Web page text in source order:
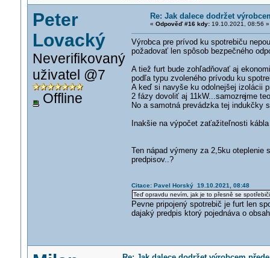
Peter
Lovacký
Neverifikovaný
uživatel @7
Offline
Re: Jak dalece dodržet
« Odpověď #16 kdy:19.10.2021, 08:56 »
Výrobca pre prívod ku spotrebiču
požadovať len spôsob bezpečného
A tiež furt bude zohľadňovať aj
podľa typu zvoleného prívodu ku
A keď si navyše ku odolnejšej izolácii
2 fázy dovoliť aj 11kW...samozrejme
No a samotná prevádzka tej
Inakšie na výpočet zaťažiteľnosti
Ten nápad výmeny za 2,5ku
predpisov..?
Citace: Pavel Horský 19.10.2021, 08:48
Teď opravdu nevím, jak je to přesně se
Pevne pripojený spotrebič je furt len
dajaký predpis ktorý pojednáva o